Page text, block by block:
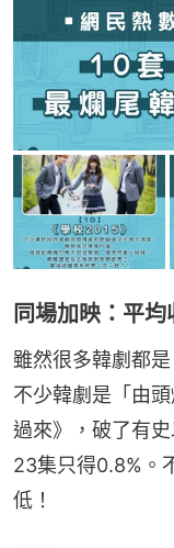
同場加映：平
雖然很多韓劇都
不少韓劇是「由
過來》，破了有
23集只得0.8%。
低！